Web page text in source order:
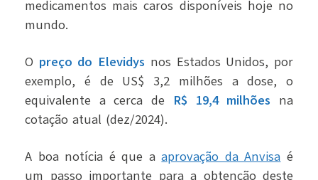
medicamentos mais caros disponíveis hoje no
mundo.
O preço do Elevidys nos Estados Unidos, por
exemplo, é de US$ 3,2 milhões a dose, o
equivalente a cerca de R$ 19,4 milhões na
cotação atual (dez/2024).
A boa notícia é que aaprovação da Anvisa é
um passo importante para a obtenção deste